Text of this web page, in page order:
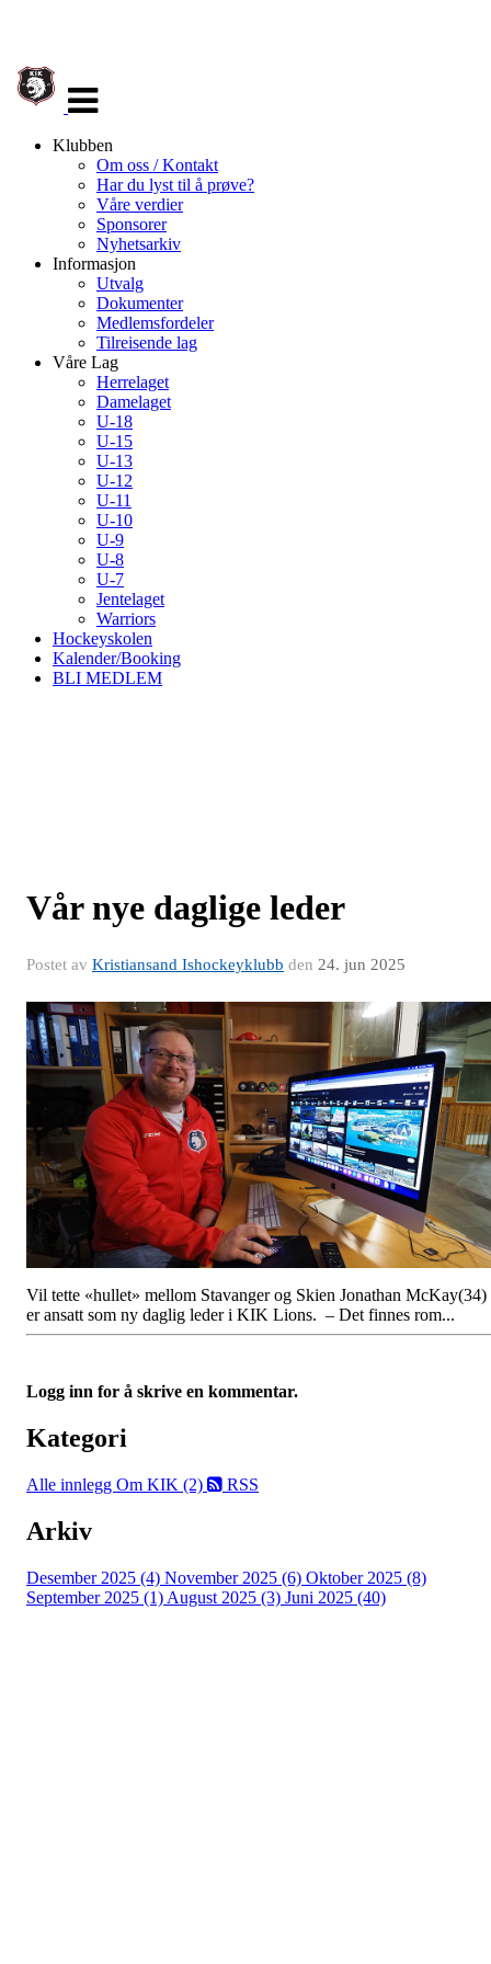
navigasjon
Klubben
Om oss / Kontakt
Har du lyst til å prøve?
Våre verdier
Sponsorer
Nyhetsarkiv
Informasjon
Utvalg
Dokumenter
Medlemsfordeler
Tilreisende lag
Våre Lag
Herrelaget
Damelaget
U-18
U-15
U-13
U-12
U-11
U-10
U-9
U-8
U-7
Jentelaget
Warriors
Hockeyskolen
Kalender/Booking
BLI MEDLEM
Vår nye daglige leder
Postet av Kristiansand Ishockeyklubb den 24. jun 2025
Vil tette «hullet» mellom Stavanger og Skien Jonathan McKay(34)
er ansatt som ny daglig leder i KIK Lions. – Det finnes rom...
Logg inn for å skrive en kommentar.
Kategori
Alle innlegg Om KIK (2) RSS
Arkiv
Desember 2025 (4) November 2025 (6) Oktober 2025 (8)
September 2025 (1) August 2025 (3) Juni 2025 (40)